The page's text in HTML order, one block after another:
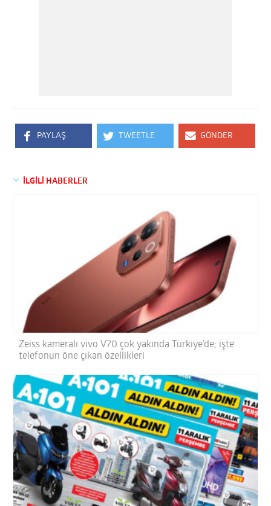
PAYLAŞ TWEETLE GÖNDER
İLGİLİ HABERLER
Zeiss kameralı vivo V70 çok yakında Türkiye’de; işte
telefonun öne çıkan özellikleri